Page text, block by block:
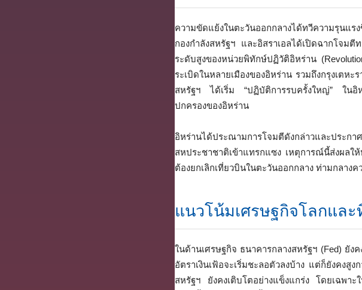
ความขัดแย้งในตะวันออกกลางได้ทวีความรุนแร
กองกำลังสหรัฐฯ และอิสราเอลได้เปิดฉากโจม
ระดับสูงของหน่วยพิทักษ์ปฏิวัติอิหร่าน
ระเบิดในหลายเมืองของอิหร่าน รวมถึงกรุงเต
สหรัฐฯ ได้เริ่ม “ปฏิบัติการรบครั้งใหญ่” ในอิ
ปกครองของอิหร่าน
อิหร่านได้ประณามการโจมตีดังกล่าวและปร
สหประชาชาติเข้าแทรกแซง เหตุการณ์นี้ส่งผล
ต้องยกเลิกเที่ยวบินในตะวันออกกลาง ท่ามกลาง
แนวโน้มเศรษฐกิจโลกแล
ในด้านเศรษฐกิจ ธนาคารกลางสหรัฐฯ (Fed) ยั
อัตราเงินเฟ้อจะเริ่มชะลอตัวลงบ้าง แต่ก็ยังคงสู
สหรัฐฯ ยังคงเติบโตอย่างแข็งแกร่ง โดยเฉพาะ